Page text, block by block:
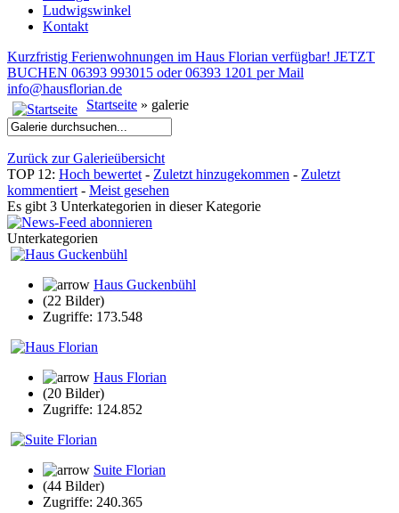
Ludwigswinkel
Kontakt
Kurzfristig Ferienwohnungen im Haus Florian verfügbar! JETZT
BUCHEN 06393 993015 oder 06393 1201 per Mail
info@hausflorian.de
Startseite » galerie
Zurück zur Galerieübersicht
TOP 12: Hoch bewertet - Zuletzt hinzugekommen - Zuletzt
kommentiert - Meist gesehen
Es gibt 3 Unterkategorien in dieser Kategorie
Unterkategorien
Haus Guckenbühl
(22 Bilder)
Zugriffe: 173.548
Haus Florian
(20 Bilder)
Zugriffe: 124.852
Suite Florian
(44 Bilder)
Zugriffe: 240.365